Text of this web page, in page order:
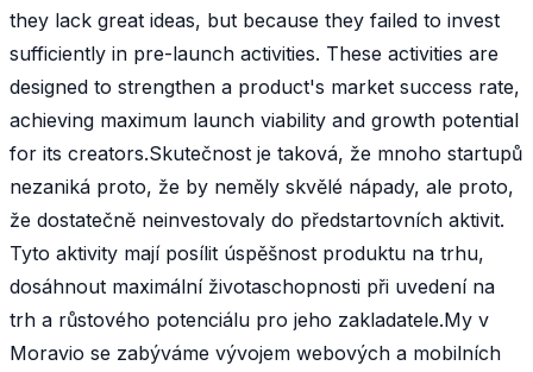
they lack great ideas, but because they failed to invest
sufficiently in pre-launch activities. These activities are
designed to strengthen a product's market success rate,
achieving maximum launch viability and growth potential
for its creators.Skutečnost je taková, že mnoho startupů
nezaniká proto, že by neměly skvělé nápady, ale proto,
že dostatečně neinvestovaly do předstartovních aktivit.
Tyto aktivity mají posílit úspěšnost produktu na trhu,
dosáhnout maximální životaschopnosti při uvedení na
trh a růstového potenciálu pro jeho zakladatele.My v
Moravio se zabýváme vývojem webových a mobilních